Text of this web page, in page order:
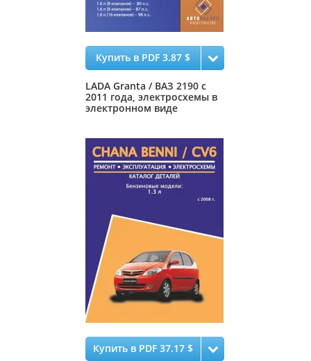
Купить в PDF 3.87 $
LADA Granta / ВАЗ 2190 с
2011 года, электросхемы в
электронном виде
Купить в PDF 37.17 $